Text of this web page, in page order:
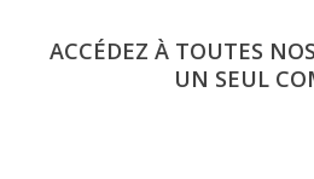
ACCÉDEZ À TOUTES
UN SEUL